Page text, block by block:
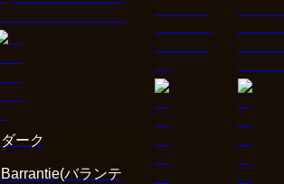
Barrantie(バランテ
ダーク